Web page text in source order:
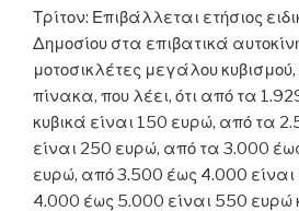
Τρίτον: Επιβάλλεται ετήσιος
Δημοσίου στα επιβατικά
μοτοσικλέτες μεγάλου
πίνακα, που λέει, ότι από τα
κυβικά είναι 150 ευρώ, από τα
είναι 250 ευρώ, από τα 3.000
ευρώ, από 3.500 έως 4.000
4.000 έως 5.000 είναι 550